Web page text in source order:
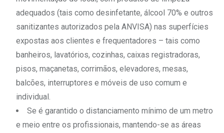
adequados (tais como desinfetante, álcool 70% e outros
sanitizantes autorizados pela ANVISA) nas superfícies
expostas aos clientes e frequentadores – tais como
banheiros, lavatórios, cozinhas, caixas registradoras,
pisos, maçanetas, corrimãos, elevadores, mesas,
balcões, interruptores e móveis de uso comum e
individual.
Se é garantido o distanciamento mínimo de um metro
e meio entre os profissionais, mantendo-se as áreas